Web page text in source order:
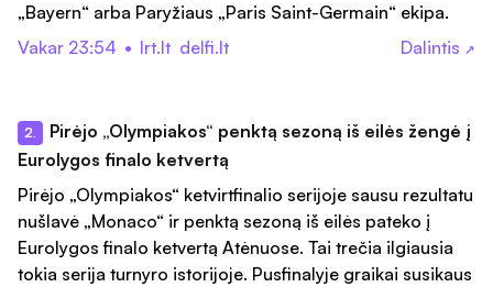
„Bayern“ arba Paryžiaus „Paris Saint-Germain“ ekipa.
Vakar 23:54 • lrt.lt delfi.lt Dalintis ↗
2.
Pirėjo „Olympiakos“ penktą sezoną iš eilės žengė į
Eurolygos finalo ketvertą
Pirėjo „Olympiakos“ ketvirtfinalio serijoje sausu rezultatu
nušlavė „Monaco“ ir penktą sezoną iš eilės pateko į
Eurolygos finalo ketvertą Atėnuose. Tai trečia ilgiausia
tokia serija turnyro istorijoje. Pusfinalyje graikai susikaus